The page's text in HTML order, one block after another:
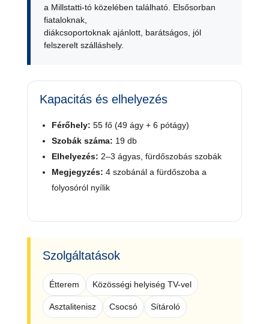
a Millstatti-tó közelében található. Elsősorban
fiataloknak,
diákcsoportoknak ajánlott, barátságos, jól
felszerelt szálláshely.
Kapacitás és elhelyezés
Férőhely: 55 fő (49 ágy + 6 pótágy)
Szobák száma: 19 db
Elhelyezés: 2–3 ágyas, fürdőszobás szobák
Megjegyzés: 4 szobánál a fürdőszoba a
folyosóról nyílik
Szolgáltatások
Étterem Közösségi helyiség TV-vel
Asztalitenisz Csocsó Sítároló